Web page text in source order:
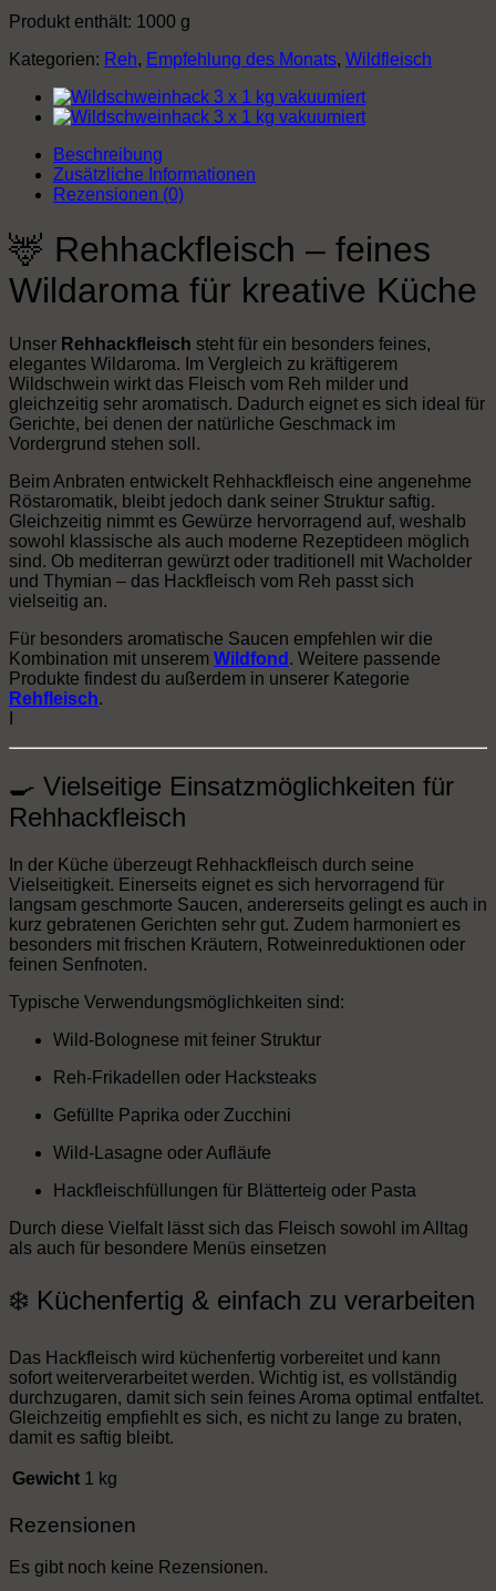
Produkt enthält: 1000 g
Kategorien: Reh, Empfehlung des Monats, Wildfleisch
Beschreibung
Zusätzliche Informationen
Rezensionen (0)
🦌 Rehhackfleisch – feines
Wildaroma für kreative Küche
Unser Rehhackfleisch steht für ein besonders feines,
elegantes Wildaroma. Im Vergleich zu kräftigerem
Wildschwein wirkt das Fleisch vom Reh milder und
gleichzeitig sehr aromatisch. Dadurch eignet es sich ideal für
Gerichte, bei denen der natürliche Geschmack im
Vordergrund stehen soll.
Beim Anbraten entwickelt Rehhackfleisch eine angenehme
Röstaromatik, bleibt jedoch dank seiner Struktur saftig.
Gleichzeitig nimmt es Gewürze hervorragend auf, weshalb
sowohl klassische als auch moderne Rezeptideen möglich
sind. Ob mediterran gewürzt oder traditionell mit Wacholder
und Thymian – das Hackfleisch vom Reh passt sich
vielseitig an.
Für besonders aromatische Saucen empfehlen wir die
Kombination mit unserem Wildfond . Weitere passende
Produkte findest du außerdem in unserer Kategorie
Rehfleisch.
🍳 Vielseitige Einsatzmöglichkeiten für
Rehhackfleisch
In der Küche überzeugt Rehhackfleisch durch seine
Vielseitigkeit. Einerseits eignet es sich hervorragend für
langsam geschmorte Saucen, andererseits gelingt es auch in
kurz gebratenen Gerichten sehr gut. Zudem harmoniert es
besonders mit frischen Kräutern, Rotweinreduktionen oder
feinen Senfnoten.
Typische Verwendungsmöglichkeiten sind:
Wild-Bolognese mit feiner Struktur
Reh-Frikadellen oder Hacksteaks
Gefüllte Paprika oder Zucchini
Wild-Lasagne oder Aufläufe
Hackfleischfüllungen für Blätterteig oder Pasta
Durch diese Vielfalt lässt sich das Fleisch sowohl im Alltag
als auch für besondere Menüs einsetzen
❄️ Küchenfertig & einfach zu verarbeiten
Das Hackfleisch wird küchenfertig vorbereitet und kann
sofort weiterverarbeitet werden. Wichtig ist, es vollständig
durchzugaren, damit sich sein feines Aroma optimal entfaltet.
Gleichzeitig empfiehlt es sich, es nicht zu lange zu braten,
damit es saftig bleibt.
Gewicht 1 kg
Rezensionen
Es gibt noch keine Rezensionen.